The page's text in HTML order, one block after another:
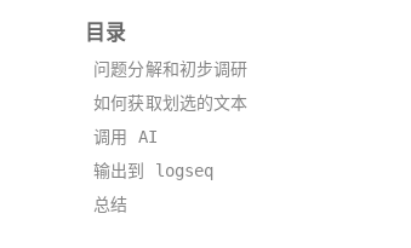
目录
问题分解和初步调研
如何获取划选的文本
调用 AI
输出到 logseq
总结